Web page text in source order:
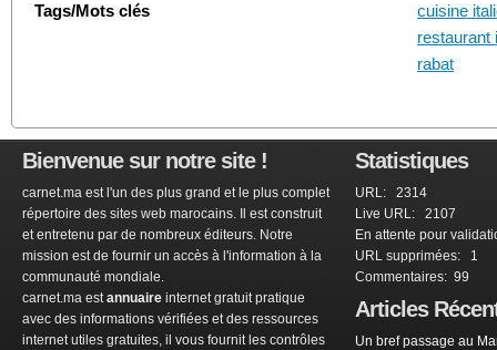
Tags/Mots clés
cuisine
restaurant
rabat
Bienvenue sur notre site !
carnet.ma est l'un des plus grand et le plus complet
répertoire des sites web marocains. Il est construit
et entretenu par de nombreux éditeurs. Notre
mission est de fournir un accès à l'information à la
communauté mondiale.
carnet.ma estannuaire internet gratuit pratique
avec des informations vérifiées et des ressources
internet utiles gratuites, il vous fournit les contrôles
Statistiques
URL: 2314
Live URL: 2107
En attente pour
URL supprimées: 1
Commentaires: 99
Articles
Un bref passage au